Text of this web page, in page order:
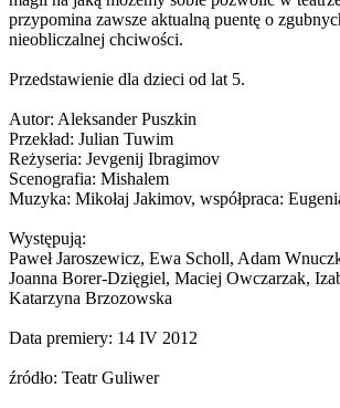
przypomina zawsze aktualną puentę o
nieobliczalnej chciwości.
Przedstawienie dla dzieci od lat 5.
Autor: Aleksander Puszkin
Przekład: Julian Tuwim
Reżyseria: Jevgenij Ibragimov
Scenografia: Mishalem
Muzyka: Mikołaj Jakimov, współpraca:
Występują:
Paweł Jaroszewicz, Ewa Scholl, Adam
Joanna Borer-Dzięgiel, Maciej Owczarzak,
Katarzyna Brzozowska
Data premiery: 14 IV 2012
źródło: Teatr Guliwer